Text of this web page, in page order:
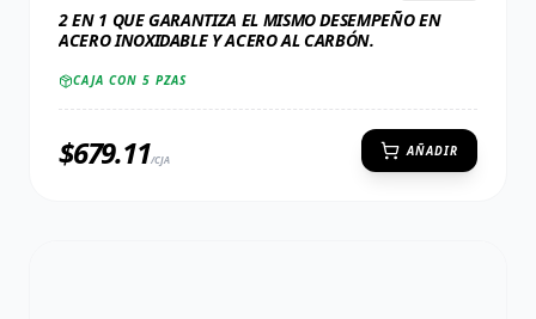
2 EN 1 QUE GARANTIZA EL MISMO DESEMPEÑO EN
ACERO INOXIDABLE Y ACERO AL CARBÓN.
CAJA CON 5 PZAS
$679.11/CJA
AÑADIR